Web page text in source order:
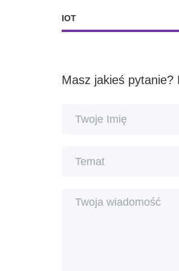
IOT
Masz jakieś pytanie?